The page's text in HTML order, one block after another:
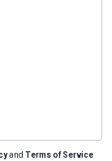
and Terms of Service